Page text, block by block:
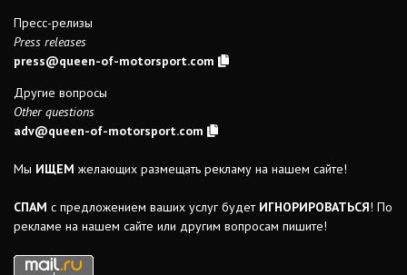
Пресс-релизы
Press releases
press@queen-of-motorsport.com
Другие вопросы
Other questions
adv@queen-of-motorsport.com
Мы ИЩЕМ желающих размещать рекламу на нашем сайте!
СПАМ с предложением ваших услуг будет ИГНОРИРОВАТЬСЯ! По
рекламе на нашем сайте или другим вопросам пишите!